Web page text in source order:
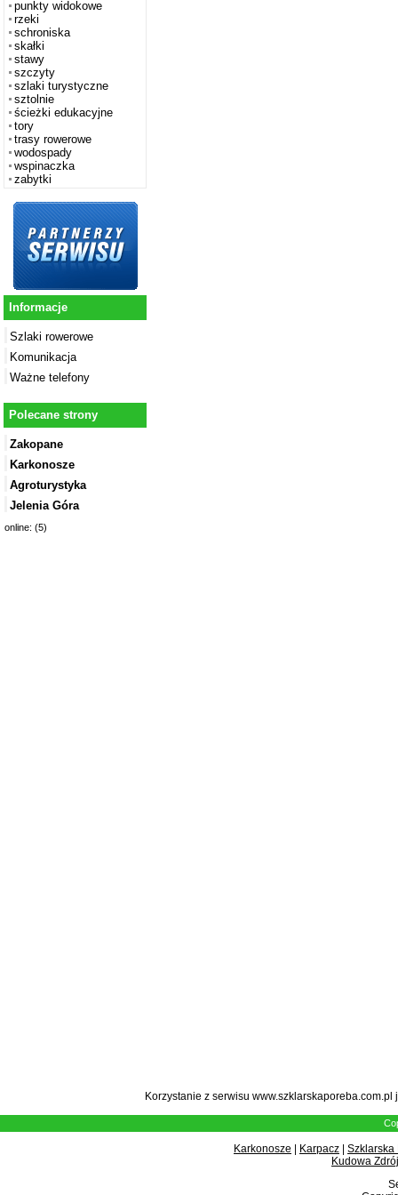
punkty widokowe
rzeki
schroniska
skałki
stawy
szczyty
szlaki turystyczne
sztolnie
ścieżki edukacyjne
tory
trasy rowerowe
wodospady
wspinaczka
zabytki
Informacje
Szlaki rowerowe
Komunikacja
Ważne telefony
Polecane strony
Zakopane
Karkonosze
Agroturystyka
Jelenia Góra
online: (5)
Korzystanie z serwisu
Karkonosze Karpacz
Szklarska
Kudowa